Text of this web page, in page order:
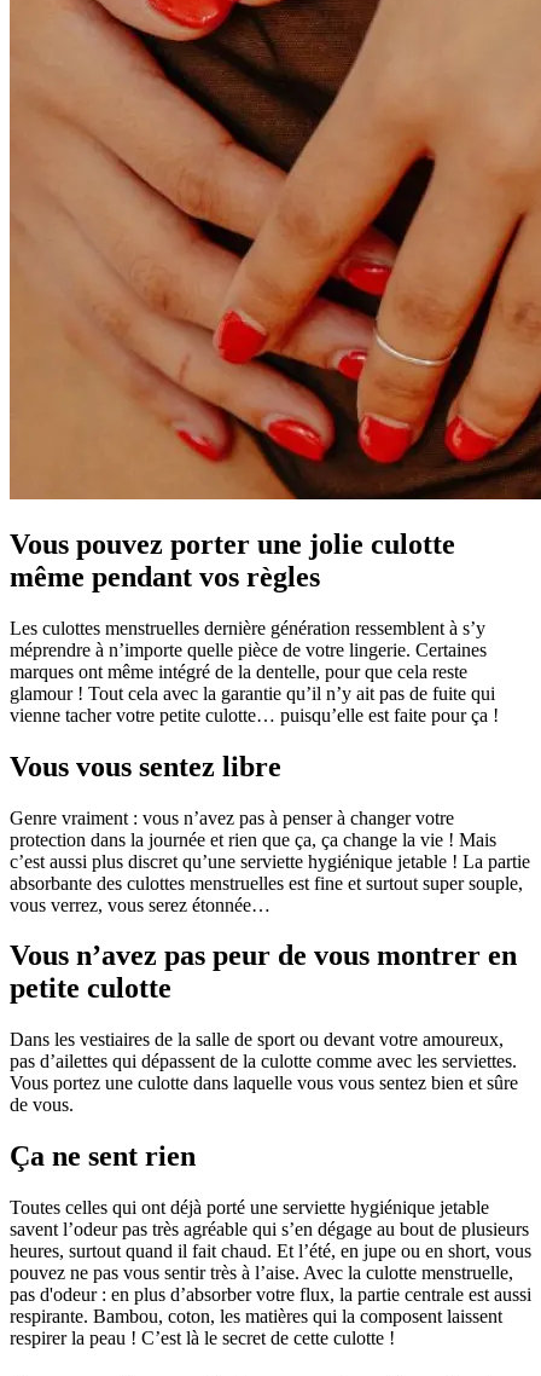
Vous pouvez porter une jolie culotte
même pendant vos règles
Les culottes menstruelles dernière génération ressemblent à s’y
méprendre à n’importe quelle pièce de votre lingerie. Certaines
marques ont même intégré de la dentelle, pour que cela reste
glamour ! Tout cela avec la garantie qu’il n’y ait pas de fuite qui
vienne tacher votre petite culotte… puisqu’elle est faite pour ça !
Vous vous sentez libre
Genre vraiment : vous n’avez pas à penser à changer votre
protection dans la journée et rien que ça, ça change la vie ! Mais
c’est aussi plus discret qu’une serviette hygiénique jetable ! La partie
absorbante des culottes menstruelles est fine et surtout super souple,
vous verrez, vous serez étonnée…
Vous n’avez pas peur de vous montrer en
petite culotte
Dans les vestiaires de la salle de sport ou devant votre amoureux,
pas d’ailettes qui dépassent de la culotte comme avec les serviettes.
Vous portez une culotte dans laquelle vous vous sentez bien et sûre
de vous.
Ça ne sent rien
Toutes celles qui ont déjà porté une serviette hygiénique jetable
savent l’odeur pas très agréable qui s’en dégage au bout de plusieurs
heures, surtout quand il fait chaud. Et l’été, en jupe ou en short, vous
pouvez ne pas vous sentir très à l’aise. Avec la culotte menstruelle,
pas d'odeur : en plus d’absorber votre flux, la partie centrale est aussi
respirante. Bambou, coton, les matières qui la composent laissent
respirer la peau ! C’est là le secret de cette culotte !